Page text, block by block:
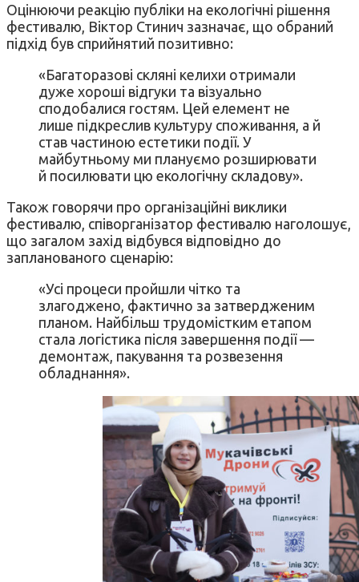
Оцінюючи реакцію публіки на екологічні рішення
фестивалю, Віктор Стинич зазначає, що обраний
підхід був сприйнятий позитивно:
«Багаторазові скляні келихи отримали
дуже хороші відгуки та візуально
сподобалися гостям. Цей елемент не
лише підкреслив культуру споживання, а й
став частиною естетики події. У
майбутньому ми плануємо розширювати
й посилювати цю екологічну складову».
Також говорячи про організаційні виклики
фестивалю, співорганізатор фестивалю наголошує,
що загалом захід відбувся відповідно до
запланованого сценарію:
«Усі процеси пройшли чітко та
злагоджено, фактично за затвердженим
планом. Найбільш трудомістким етапом
стала логістика після завершення події —
демонтаж, пакування та розвезення
обладнання».